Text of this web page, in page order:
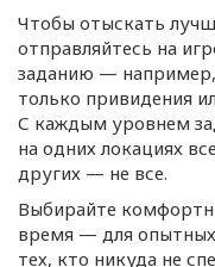
Чтобы отыскать
отправляйтесь на
заданию —
только привидения
С каждым уровнем
на одних локациях
других — не все.
Выбирайте
время — для
тех, кто никуда не